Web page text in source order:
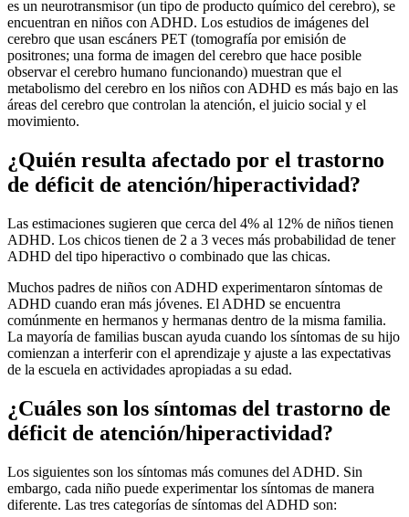
es un neurotransmisor (un tipo de producto químico del cerebro), se
encuentran en niños con ADHD. Los estudios de imágenes del
cerebro que usan escáners PET (tomografía por emisión de
positrones; una forma de imagen del cerebro que hace posible
observar el cerebro humano funcionando) muestran que el
metabolismo del cerebro en los niños con ADHD es más bajo en las
áreas del cerebro que controlan la atención, el juicio social y el
movimiento.
¿Quién resulta afectado por el trastorno
de déficit de atención/hiperactividad?
Las estimaciones sugieren que cerca del 4% al 12% de niños tienen
ADHD. Los chicos tienen de 2 a 3 veces más probabilidad de tener
ADHD del tipo hiperactivo o combinado que las chicas.
Muchos padres de niños con ADHD experimentaron síntomas de
ADHD cuando eran más jóvenes. El ADHD se encuentra
comúnmente en hermanos y hermanas dentro de la misma familia.
La mayoría de familias buscan ayuda cuando los síntomas de su hijo
comienzan a interferir con el aprendizaje y ajuste a las expectativas
de la escuela en actividades apropiadas a su edad.
¿Cuáles son los síntomas del trastorno de
déficit de atención/hiperactividad?
Los siguientes son los síntomas más comunes del ADHD. Sin
embargo, cada niño puede experimentar los síntomas de manera
diferente. Las tres categorías de síntomas del ADHD son: